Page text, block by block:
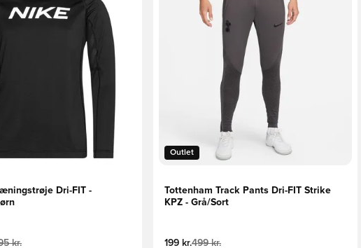
Dri-FIT -
kr.
Outlet
Tottenham Track Pants Dri-FIT Strike
KPZ - Grå/Sort
199 kr.499 kr.